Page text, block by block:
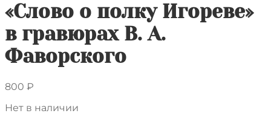
«Слово о полку Игореве»
в гравюрах В. А.
Фаворского
800 ₽
Нет в наличии